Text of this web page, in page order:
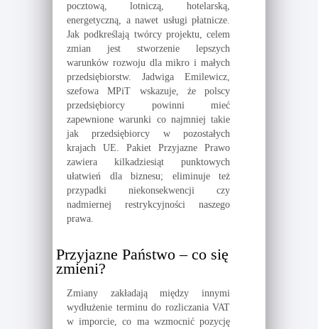
pocztową, lotniczą, hotelarską,
energetyczną, a nawet usługi płatnicze.
Jak podkreślają twórcy projektu, celem
zmian jest stworzenie lepszych
warunków rozwoju dla mikro i małych
przedsiębiorstw. Jadwiga Emilewicz,
szefowa MPiT wskazuje, że polscy
przedsiębiorcy powinni mieć
zapewnione warunki co najmniej takie
jak przedsiębiorcy w pozostałych
krajach UE. Pakiet Przyjazne Prawo
zawiera kilkadziesiąt punktowych
ułatwień dla biznesu; eliminuje też
przypadki niekonsekwencji czy
nadmiernej restrykcyjności naszego
prawa.
Przyjazne Państwo – co się
zmieni?
Zmiany zakładają między innymi
wydłużenie terminu do rozliczania VAT
w imporcie, co ma wzmocnić pozycję